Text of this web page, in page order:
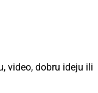
video, dobru ideju ili